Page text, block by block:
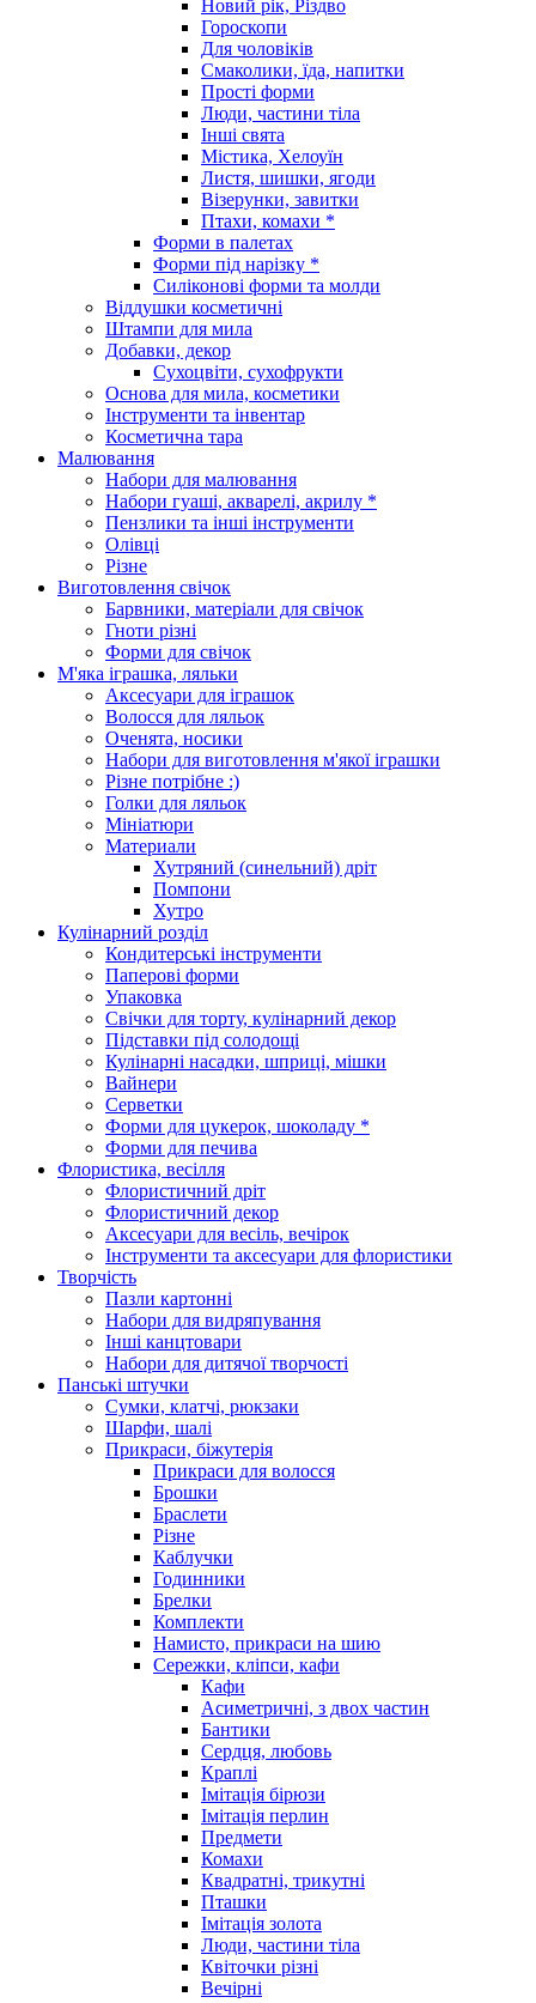
Новий рік, Різдво
Гороскопи
Для чоловіків
Смаколики, їда, напитки
Прості форми
Люди, частини тіла
Інші свята
Містика, Хелоуїн
Листя, шишки, ягоди
Візерунки, завитки
Птахи, комахи *
Форми в палетах
Форми під нарізку *
Силіконові форми та молди
Віддушки косметичні
Штампи для мила
Добавки, декор
Сухоцвіти, сухофрукти
Основа для мила, косметики
Інструменти та інвентар
Косметична тара
Малювання
Набори для малювання
Набори гуаші, акварелі, акрилу *
Пензлики та інші інструменти
Олівці
Різне
Виготовлення свічок
Барвники, матеріали для свічок
Гноти різні
Форми для свічок
М'яка іграшка, ляльки
Аксесуари для іграшок
Волосся для ляльок
Оченята, носики
Набори для виготовлення м'якої іграшки
Різне потрібне :)
Голки для ляльок
Мініатюри
Материали
Хутряний (синельний) дріт
Помпони
Хутро
Кулінарний розділ
Кондитерські інструменти
Паперові форми
Упаковка
Свічки для торту, кулінарний декор
Підставки під солодощі
Кулінарні насадки, шприці, мішки
Вайнери
Серветки
Форми для цукерок, шоколаду *
Форми для печива
Флористика, весілля
Флористичний дріт
Флористичний декор
Аксесуари для весіль, вечірок
Інструменти та аксесуари для флористики
Творчість
Пазли картонні
Набори для видряпування
Інші канцтовари
Набори для дитячої творчості
Панські штучки
Сумки, клатчі, рюкзаки
Шарфи, шалі
Прикраси, біжутерія
Прикраси для волосся
Брошки
Браслети
Різне
Каблучки
Годинники
Брелки
Комплекти
Намисто, прикраси на шию
Сережки, кліпси, кафи
Кафи
Асиметричні, з двох частин
Бантики
Сердця, любовь
Краплі
Імітація бірюзи
Імітація перлин
Предмети
Комахи
Квадратні, трикутні
Пташки
Імітація золота
Люди, частини тіла
Квіточки різні
Вечірні